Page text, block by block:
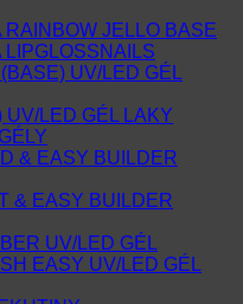
RAINBOW JELLO BASE
UV/LED GÉL
LED GÉL LAKY
& EASY BUILDER
& EASY BUILDER
UV/LED GÉL
EASY UV/LED GÉL